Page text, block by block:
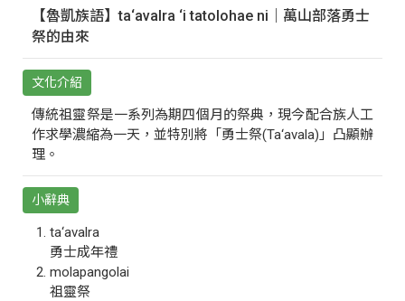
【魯凱族語】ta‘avalra ‘i tatolohae ni｜萬山部落勇士
祭的由來
文化介紹
傳統祖靈祭是一系列為期四個月的祭典，現今配合族人工
作求學濃縮為一天，並特別將「勇士祭(Ta‘avala)」凸顯辦
理。
小辭典
ta‘avalra
勇士成年禮
molapangolai
祖靈祭